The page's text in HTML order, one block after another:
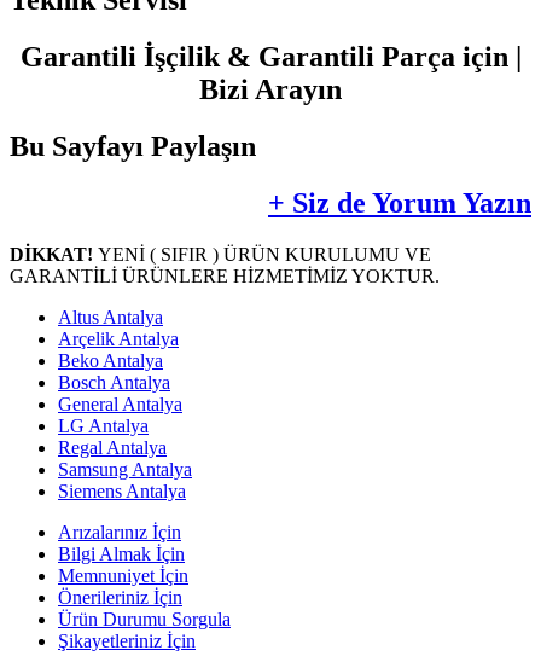
Garantili İşçilik & Garantili Parça için |
Bizi Arayın
Bu Sayfayı Paylaşın
+ Siz de Yorum Yazın
DİKKAT! YENİ ( SIFIR ) ÜRÜN KURULUMU VE
GARANTİLİ ÜRÜNLERE HİZMETİMİZ YOKTUR.
Altus Antalya
Arçelik Antalya
Beko Antalya
Bosch Antalya
General Antalya
LG Antalya
Regal Antalya
Samsung Antalya
Siemens Antalya
Arızalarınız İçin
Bilgi Almak İçin
Memnuniyet İçin
Önerileriniz İçin
Ürün Durumu Sorgula
Şikayetleriniz İçin